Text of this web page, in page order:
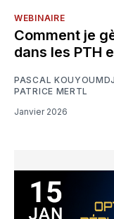
WEBINAIRE
Comment je
dans les PTH
PASCAL
PATRICE MERTL
Janvier 2026